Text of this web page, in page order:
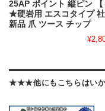
25AP ポイント 縦ピン 【
★硬岩用 エスコタイプ
新品 爪 ツース チップ
★★★他にもこちらはい